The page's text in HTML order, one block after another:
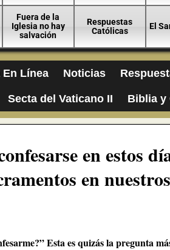
Fuera de la
Iglesia no hay
salvación
Respuestas
Católicas
El
En Línea Noticias
Secta del Vaticano II Biblia y
en estos
en
Esta es quizás la pregunta